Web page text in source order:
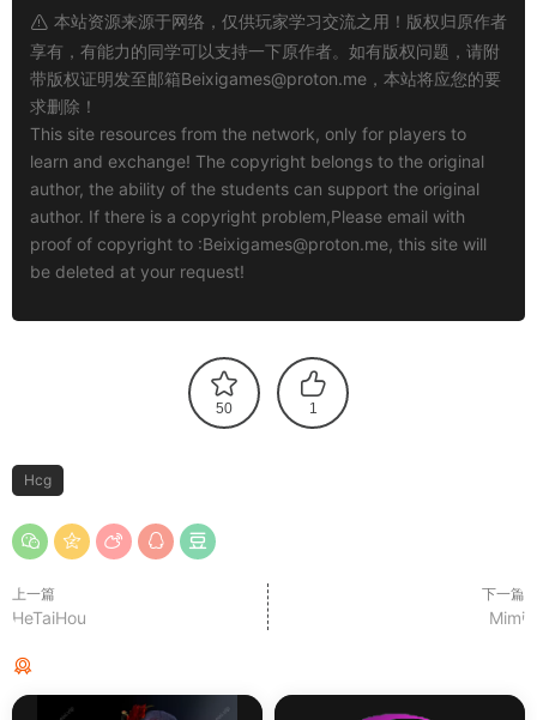
本站资源来源于网络，仅供玩家学习交流之用！版权归原作者
享有，有能力的同学可以支持一下原作者。如有版权问题，请附
带版权证明发至邮箱Beixigames@proton.me ，本站将应您的要
求删除！
This site resources from the network, only for players to
learn and exchange! The copyright belongs to the original
author, the ability of the students can support the original
author. If there is a copyright problem,Please email with
proof of copyright to :Beixigames@proton.me, this site will
be deleted at your request!
50 1
Hcg
上一篇
HeTaiHou
下一篇
Mimi